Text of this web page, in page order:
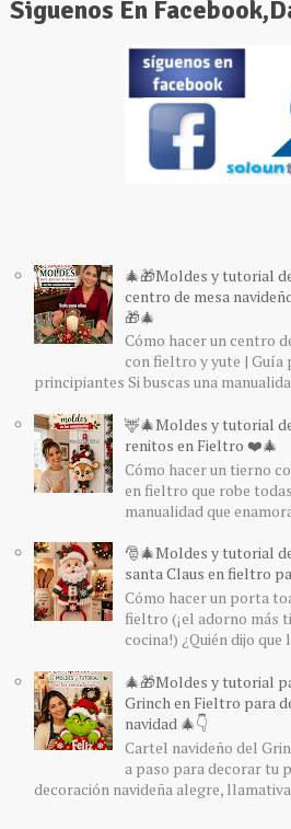
Siguenos En
🎄🎁Moldes y tutorial
centro de mesa
🎁🎄
Cómo hacer un centro
con fieltro y yute | Guía
principiantes Si buscas una
🦌🎄Moldes y tutorial
renitos en Fieltro ❤️🎄
Cómo hacer un tierno
en fieltro que robe
manualidad que
🎅🎄Moldes y tutorial
santa Claus en fieltro
Cómo hacer un porta
fieltro (¡el adorno más
cocina!) ¿Quién dijo que
🎄🎁Moldes y tutorial
Grinch en Fieltro para
navidad 🎄👇
Cartel navideño del
a paso para decorar tu
decoración navideña alegre,